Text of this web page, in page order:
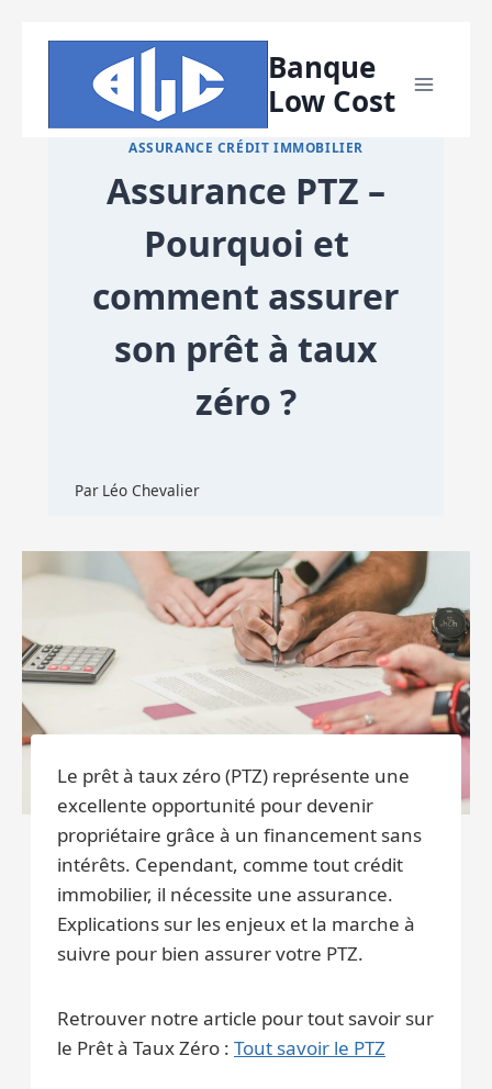
Aller
contenu
Banque
Low Cost
ASSURANCE CRÉDIT IMMOBILIER
Assurance PTZ –
Pourquoi et
comment assurer
son prêt à taux
zéro ?
Par Léo Chevalier
Le prêt à taux zéro (PTZ) représente une
excellente opportunité pour devenir
propriétaire grâce à un financement sans
intérêts. Cependant, comme tout crédit
immobilier, il nécessite une assurance.
Explications sur les enjeux et la marche à
suivre pour bien assurer votre PTZ.
Retrouver notre article pour tout savoir sur
le Prêt à Taux Zéro : Tout savoir le PTZ